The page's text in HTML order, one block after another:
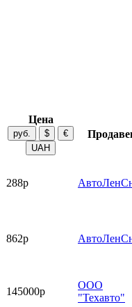
Цена
288р
862р
145000р
ООО
"Техавто"